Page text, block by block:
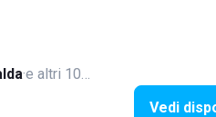
·e altri 10…
Vedi